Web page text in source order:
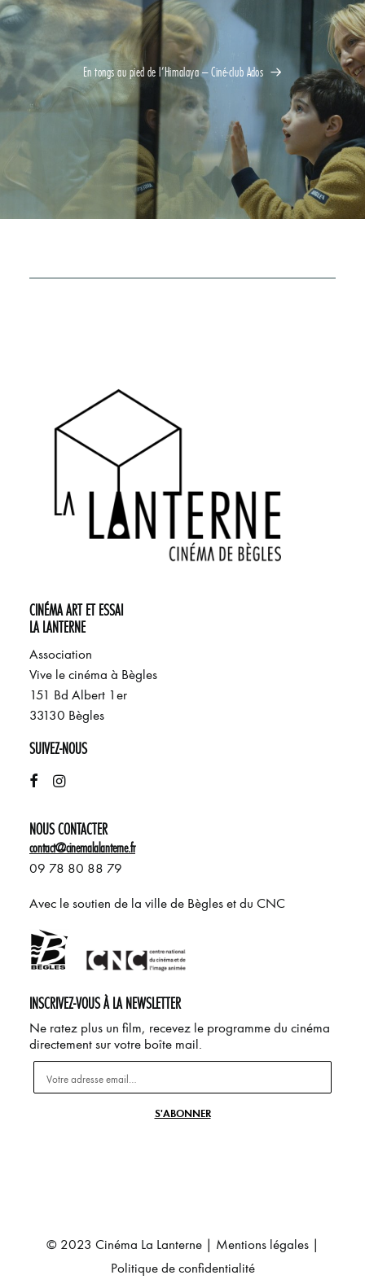
En tongs au pied de l’Himalaya – Ciné-club Ados
CINÉMA ART ET ESSAI
LA LANTERNE
Association
Vive le cinéma à Bègles
151 Bd Albert 1er
33130 Bègles
SUIVEZ-NOUS
NOUS CONTACTER
contact@cinemalalanterne.fr
09 78 80 88 79
Avec le soutien de la ville de Bègles et du CNC
INSCRIVEZ-VOUS À LA NEWSLETTER
Ne ratez plus un film, recevez le programme du cinéma
directement sur votre boîte mail.
© 2023 Cinéma La Lanterne | Mentions légales|
Politique de confidentialité